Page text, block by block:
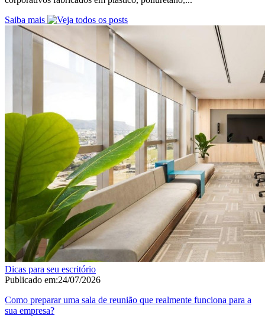
Saiba mais
Dicas para seu escritório
Publicado em:24/07/2026
Como preparar uma sala de reunião que realmente funciona para a
sua empresa?